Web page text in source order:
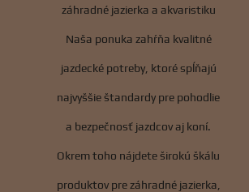
záhradné jazierka a akvaristiku
Naša ponuka zahŕňa kvalitné
jazdecké potreby, ktoré spĺňajú
najvyššie štandardy pre pohodlie
a bezpečnosť jazdcov aj koní.
Okrem toho nájdete širokú škálu
produktov pre záhradné jazierka,